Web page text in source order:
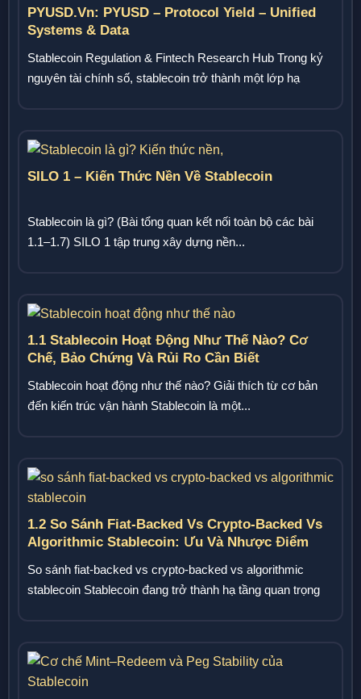
PYUSD.vn: PYUSD – Protocol Yield – Unified
Systems & Data
Stablecoin Regulation & Fintech Research Hub Trong kỷ
nguyên tài chính số, stablecoin trở thành một lớp hạ
SILO 1 – Kiến Thức Nền Về Stablecoin
Stablecoin là gì? (Bài tổng quan kết nối toàn bộ các bài
1.1–1.7) SILO 1 tập trung xây dựng nền...
1.1 Stablecoin Hoạt Động Như Thế Nào? Cơ
Chế, Bảo Chứng Và Rủi Ro Cần Biết
Stablecoin hoạt động như thế nào? Giải thích từ cơ bản
đến kiến trúc vận hành Stablecoin là một...
1.2 So Sánh Fiat-Backed Vs Crypto-Backed Vs
Algorithmic Stablecoin: Ưu Và Nhược Điểm
So sánh fiat-backed vs crypto-backed vs algorithmic
stablecoin Stablecoin đang trở thành hạ tầng quan trọng